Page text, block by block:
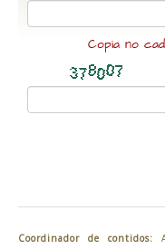
Copia no
Coordinador de contidos: